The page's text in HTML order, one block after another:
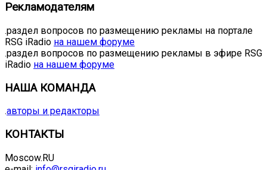
Рекламодателям
.раздел вопросов по размещению рекламы на портале
RSG iRadio на нашем форуме
.раздел вопросов по размещению рекламы в эфире RSG
iRadio на нашем форуме
НАША КОМАНДА
.авторы и редакторы
КОНТАКТЫ
Moscow.RU